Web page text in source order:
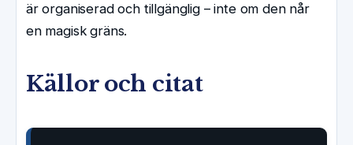
är organiserad och tillgänglig – inte om den når
en magisk gräns.
Källor och citat